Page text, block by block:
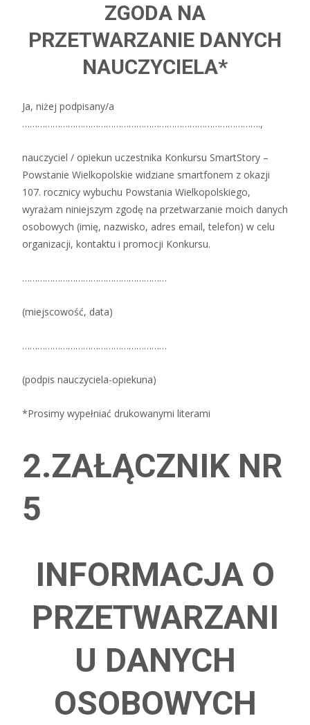
ZGODA NA
PRZETWARZANIE DANYCH
NAUCZYCIELA*
Ja, niżej podpisany/a
………………………………………………………………………………….,
nauczyciel / opiekun uczestnika Konkursu SmartStory –
Powstanie Wielkopolskie widziane smartfonem z okazji
107. rocznicy wybuchu Powstania Wielkopolskiego,
wyrażam niniejszym zgodę na przetwarzanie moich danych
osobowych (imię, nazwisko, adres email, telefon) w celu
organizacji, kontaktu i promocji Konkursu.
…………………………………………………
(miejscowość, data)
…………………………………………………
(podpis nauczyciela-opiekuna)
*Prosimy wypełniać drukowanymi literami
2.ZAŁĄCZNIK NR
5
INFORMACJA O
PRZETWARZANI
U DANYCH
OSOBOWYCH